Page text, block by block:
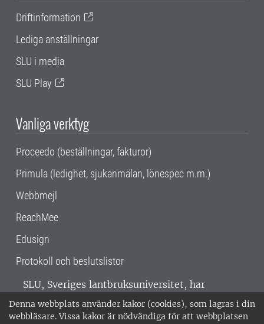
Denna webbplats använder kakor (cookies), som lagras i din
webbläsare. Vissa kakor är nödvändiga för att webbplatsen
Driftinformation
Lediga anställningar
SLU i media
SLU Play
Vanliga verktyg
Proceedo (beställningar, fakturor)
Primula (ledighet, sjukanmälan, lönespec m.m.)
Webbmejl
ReachMee
Edusign
Protokoll och beslutslistor
SLU, Sveriges lantbruksuniversitet, har
verksamhet över hela Sverige. Huvudorter är
Alnarp, Uppsala och Umeå.SLU är